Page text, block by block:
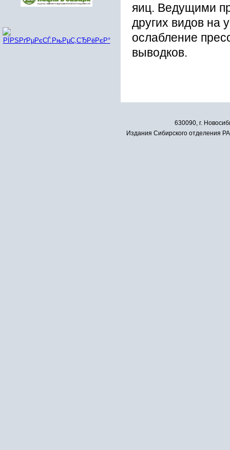
яиц. Ведущими
других видов на
ослабление
выводков.
630090, г.
Издания Сибирского отделения